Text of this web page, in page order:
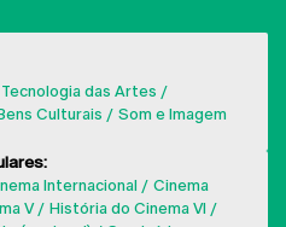
das Artes
Culturais
Som e Imagem
Internacional
Cinema
V
História do Cinema VI